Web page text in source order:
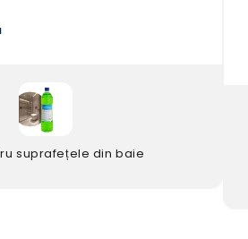
suprafețele din baie